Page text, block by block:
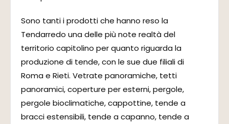
Sono tanti i prodotti che hanno reso la
Tendarredo una delle più note realtà del
territorio capitolino per quanto riguarda la
produzione di tende, con le sue due filiali di
Roma e Rieti. Vetrate panoramiche, tetti
panoramici, coperture per esterni, pergole,
pergole bioclimatiche, cappottine, tende a
bracci estensibili, tende a capanno, tende a